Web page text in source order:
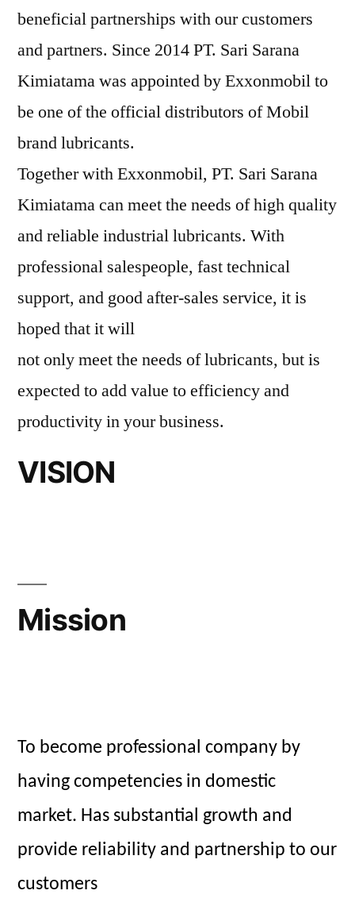
beneficial partnerships with our customers
and partners. Since 2014 PT. Sari Sarana
Kimiatama was appointed by Exxonmobil to
be one of the official distributors of Mobil
brand lubricants.
Together with Exxonmobil, PT. Sari Sarana
Kimiatama can meet the needs of high quality
and reliable industrial lubricants. With
professional salespeople, fast technical
support, and good after-sales service, it is
hoped that it will
not only meet the needs of lubricants, but is
expected to add value to efficiency and
productivity in your business.
VISION
Mission
To become professional company by
having competencies in domestic
market. Has substantial growth and
provide reliability and partnership to our
customers